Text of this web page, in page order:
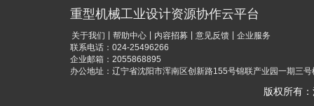
重型机械工业设计资源协作云平台
关于我们 帮助中心 内容招募 意见反馈
企业服务
联系电话：024-25496266
企业邮箱：2055868895
办公地址：辽宁省沈阳市浑南区创新路155号锦联产业园一期三
版权所有